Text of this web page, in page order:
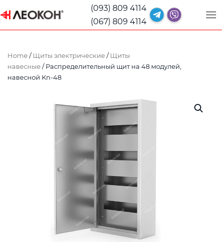
(093) 809 4114
(067) 809 4114
Home/Щиты электрические/Щиты
навесные/ Распределительный щит на 48 модулей,
навесной Kn-48